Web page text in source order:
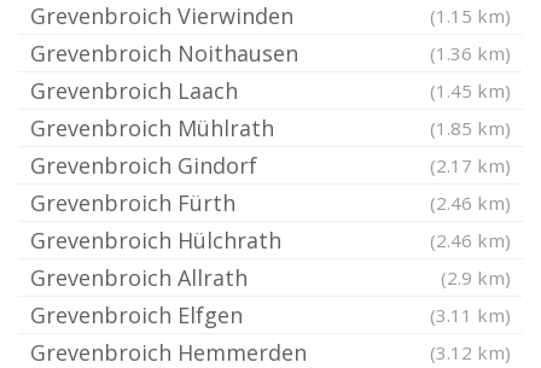
Grevenbroich Vierwinden (1.15 km)
Grevenbroich Noithausen (1.36 km)
Grevenbroich Laach (1.45 km)
Grevenbroich Mühlrath (1.85 km)
Grevenbroich Gindorf (2.17 km)
Grevenbroich Fürth (2.46 km)
Grevenbroich Hülchrath (2.46 km)
Grevenbroich Allrath (2.9 km)
Grevenbroich Elfgen (3.11 km)
Grevenbroich Hemmerden (3.12 km)